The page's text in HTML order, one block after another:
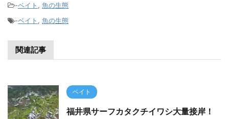
-ベイト , 魚の生態
-ベイト , 魚の生態
関連記事
ベイト
福井県サーフカタクチイワシ大量接岸！